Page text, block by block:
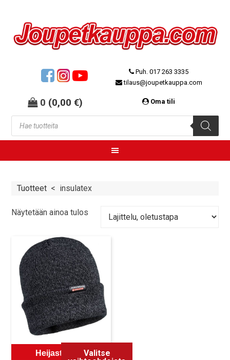
0 (0,00€)
Puh. 017 263 3335
tilaus@joupetkauppa.com
Oma tili
Tuotteet < insulatex
Näytetään ainoa tulos
HeijastinpipoValitse